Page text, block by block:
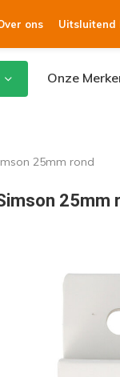
ons Uitsluitend
Onze
25mm rond
25mm